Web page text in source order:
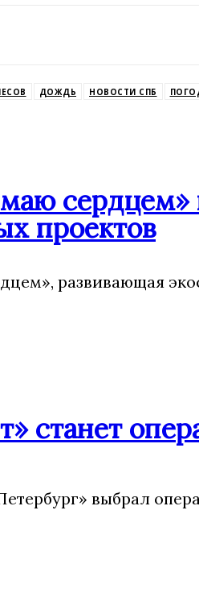
ДОЖДЬ НОВОСТИ СПБ
сердцем»
проектов
развивающая
станет
выбрал